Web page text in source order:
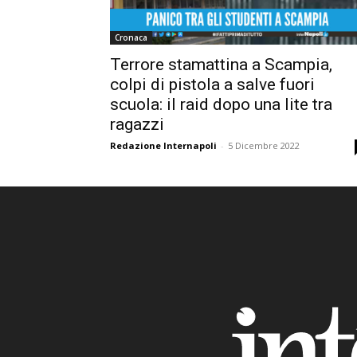
Cronaca
Terrore stamattina a Scampia,
colpi di pistola a salve fuori
scuola: il raid dopo una lite tra
ragazzi
Redazione Internapoli - 5 Dicembre 2022